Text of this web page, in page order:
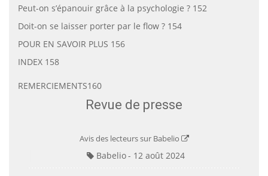
Peut-on s’épanouir grâce à la psychologie ? 152
Doit-on se laisser porter par le flow ? 154
POUR EN SAVOIR PLUS 156
INDEX 158
REMERCIEMENTS160
Revue de presse
Avis des lecteurs sur Babelio
Babelio 12 août 2024